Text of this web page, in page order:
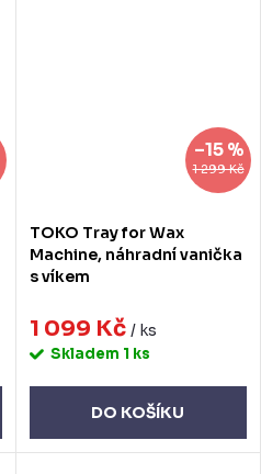
1 299 Kč
–15 %
TOKO Tray for Wax
Machine, náhradní vanička
s víkem
1 099 Kč / ks
Skladem 1 ks
DO KOŠÍKU